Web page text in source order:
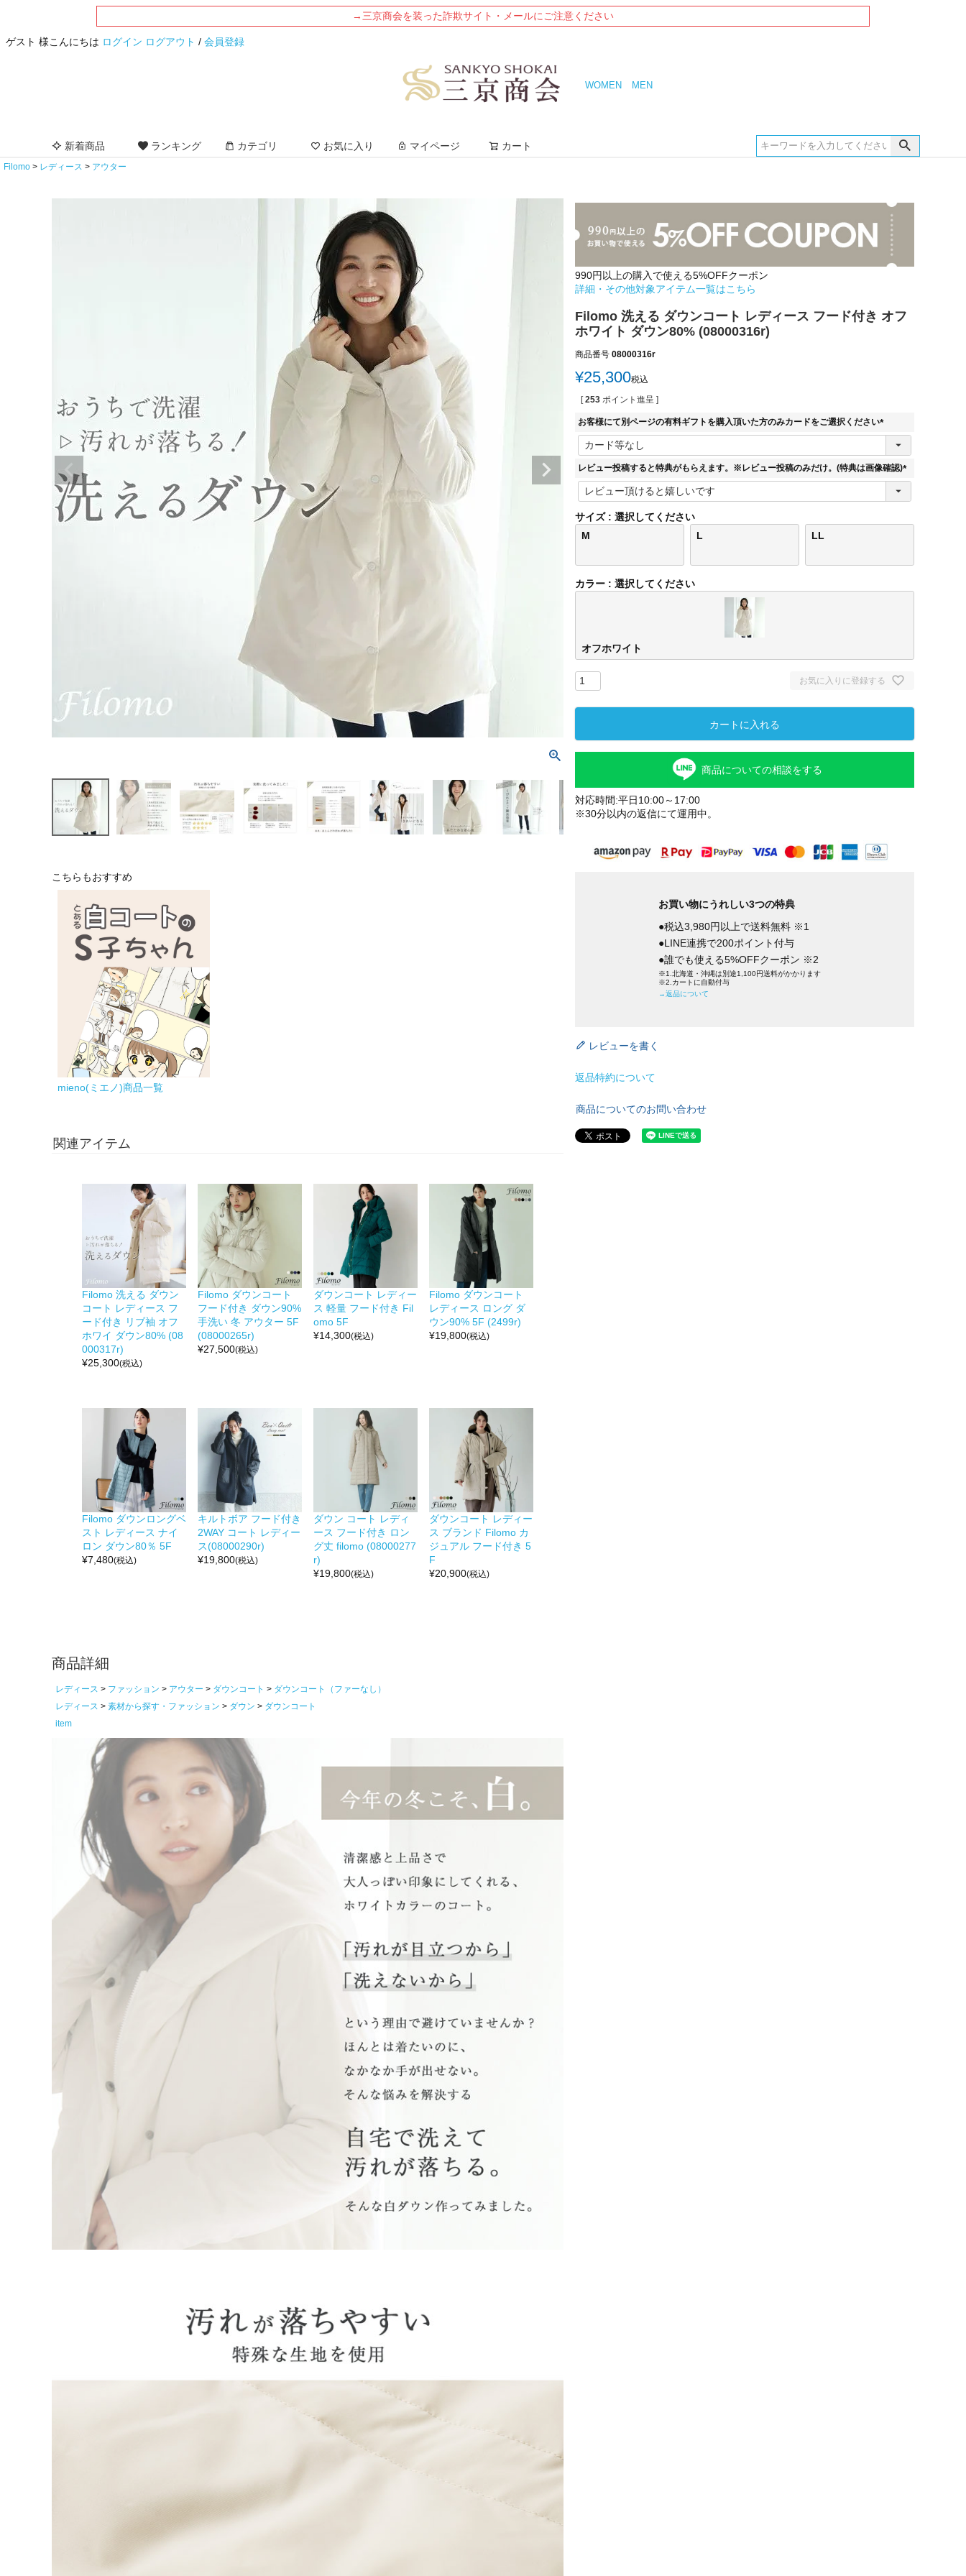
→三京商会を装った詐欺サイト・メールにご注意ください
ゲスト 様こんにちは ログイン ログアウト / 会員登録
WOMEN MEN
新着商品 ランキング カテゴリ お気に入り マイページ カート
Filomo レディース アウター
こちらもおすすめ
mieno(ミエノ)商品一覧
関連アイテム
Filomo 洗える ダウン
コート レディース フ
ード付き リブ袖 オフ
ホワイ ダウン80% (08
000317r)
¥25,300(税込)
Filomo ダウンコート
フード付き ダウン90%
手洗い 冬 アウター 5F
(08000265r)
¥27,500(税込)
ダウンコート レディー
ス 軽量 フード付き Fil
omo 5F
¥14,300(税込)
Filomo ダウンコート
レディース ロング ダ
ウン90% 5F (2499r)
¥19,800(税込)
Filomo ダウンロングベ
スト レディース ナイ
ロン ダウン80％ 5F
¥7,480(税込)
キルトボア フード付き
2WAY コート レディー
ス(08000290r)
¥19,800(税込)
ダウン コート レディ
ース フード付き ロン
グ丈 filomo (08000277
r)
¥19,800(税込)
ダウンコート レディー
ス ブランド Filomo カ
ジュアル フード付き 5
F
¥20,900(税込)
商品詳細
レディース ファッション アウター ダウンコート
ダウンコート（ファーなし）
レディース
素材から探す・ファッション ダウン
ダウンコート
item
990円以上の購入で使える5%OFFクーポン
詳細・その他対象アイテム一覧はこちら
Filomo 洗える ダウンコート レディース フード付き オフ
ホワイト ダウン80% (08000316r)
商品番号 08000316r
¥25,300税込
[ 253 ポイント進呈 ]
お客様にて別ページの有料ギフトを購入頂いた方のみカードをご選択ください
(
須
レビュー投稿すると特典がもらえます。※レビュー投稿のみだけ。(特典は画像確認)
(
)
サイズ
選択してください
M
L LL
カラー 選択してください
オフホワイト
お気に入りに登録する
カートに入れる
商品についての相談をする
対応時間:平日10:00～17:00
※30分以内の返信にて運用中。
お買い物にうれしい3つの特典
●税込3,980円以上で送料無料 ※1
●LINE連携で200ポイント付与
●誰でも使える5%OFFクーポン ※2
※1.北海道・沖縄は別途1,100円送料がかかります
※2.カートに自動付与
→返品について
レビューを書く
返品特約について
商品についてのお問い合わせ